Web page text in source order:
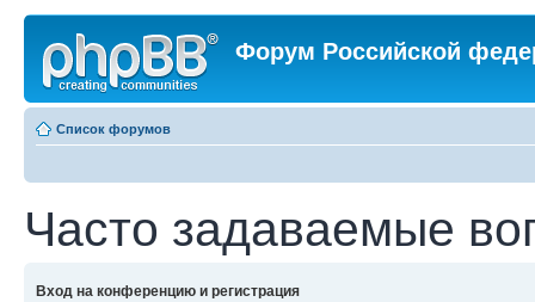
Форум Российской
Список форумов
Часто задаваемые
Вход на конференцию и регистрация